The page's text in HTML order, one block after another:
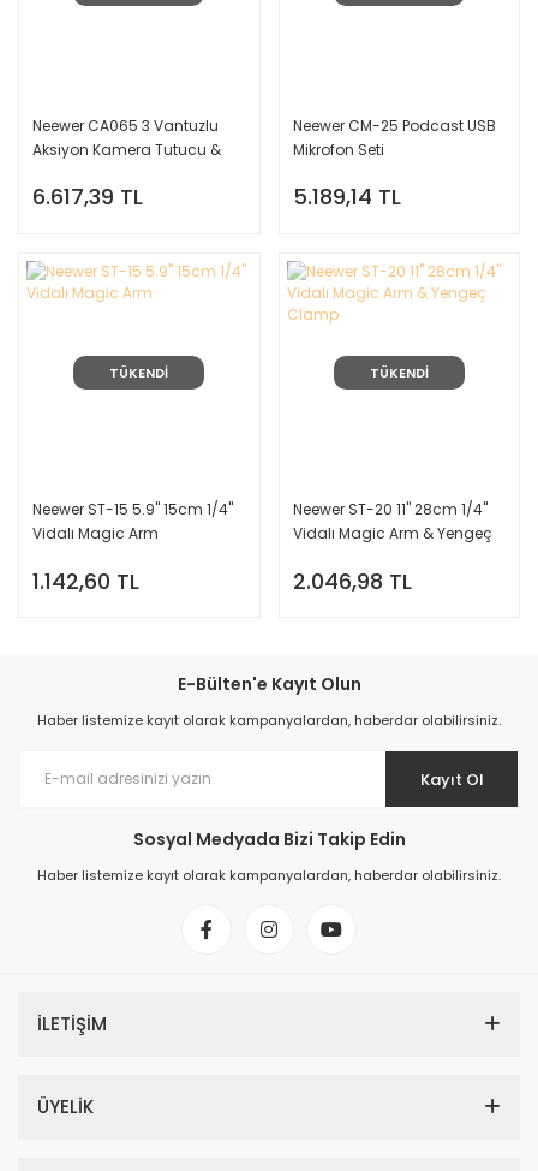
Neewer CA065 3 Vantuzlu
Aksiyon Kamera Tutucu &
6.617,39 TL
Neewer CM-25 Podcast USB
Mikrofon Seti
5.189,14 TL
TÜKENDİ
Neewer ST-15 5.9'' 15cm 1/4''
Vidalı Magic Arm
1.142,60 TL
TÜKENDİ
Neewer ST-20 11'' 28cm 1/4''
Vidalı Magic Arm & Yengeç
2.046,98 TL
E-Bülten'e Kayıt Olun
Haber listemize kayıt olarak kampanyalardan, haberdar olabilirsiniz.
Kayıt Ol
Sosyal Medyada Bizi Takip Edin
Haber listemize kayıt olarak kampanyalardan, haberdar olabilirsiniz.
İLETİŞİM
ÜYELİK